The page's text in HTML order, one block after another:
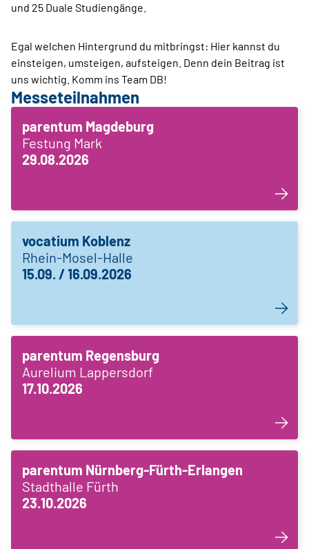
und 25 Duale Studiengänge.
Egal welchen Hintergrund du mitbringst: Hier kannst du
einsteigen, umsteigen, aufsteigen. Denn dein Beitrag ist
uns wichtig. Komm ins Team DB!
Messeteilnahmen
parentum Magdeburg
Festung Mark
29.08.2026
vocatium Koblenz
Rhein-Mosel-Halle
15.09. / 16.09.2026
parentum Regensburg
Aurelium Lappersdorf
17.10.2026
parentum Nürnberg-Fürth-Erlangen
Stadthalle Fürth
23.10.2026